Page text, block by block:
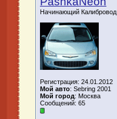
Начинающий Калибровод
Регистрация: 24.01.2012
Мой авто: Sebring 2001
Мой город: Москва
Сообщений: 65